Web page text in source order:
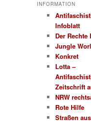
INFORMATION
Infoblatt
Der Rechte
Jungle
Konkret
Lotta –
Zeitschrift
NRW
Rote Hilfe
Straßen